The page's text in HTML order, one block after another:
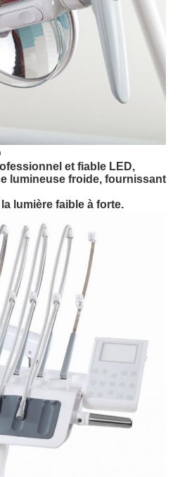
et fiable LED,
lumineuse froide, fournissant
lumière faible à forte.